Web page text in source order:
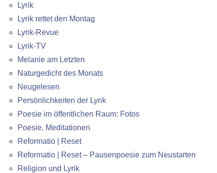
Lyrik
Lyrik rettet den Montag
Lyrik-Revue
Lyrik-TV
Melanie am Letzten
Naturgedicht des Monats
Neugelesen
Persönlichkeiten der Lyrik
Poesie im öffentlichen Raum: Fotos
Poesie. Meditationen
Reformatio | Reset
Reformatio | Reset – Pausenpoesie zum Neustarten
Religion und Lyrik